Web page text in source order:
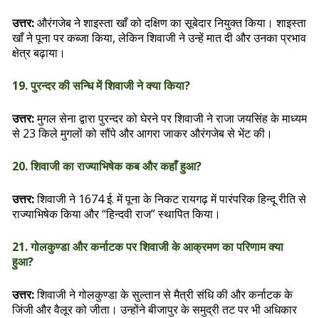
उत्तर:औरंगजेब ने शाइस्ता खाँ को दक्षिण का सूबेदार नियुक्त किया। शाइस्ता
खाँ ने पूना पर कब्जा किया, लेकिन शिवाजी ने उन्हें मात दी और उनका प्रभाव
क्षेत्र बढ़ाया।
19. पुरन्दर की सन्धि में शिवाजी ने क्या किया?
उत्तर:मुगल सेना द्वारा पुरन्दर को घेरने पर शिवाजी ने राजा जयसिंह के माध्यम
से 23 किले मुगलों को सौंपे और आगरा जाकर औरंगजेब से भेंट की।
20. शिवाजी का राज्याभिषेक कब और कहाँ हुआ?
उत्तर:शिवाजी ने 1674 ई. में पूना के निकट रायगढ़ में पारंपरिक हिन्दू रीति से
राज्याभिषेक किया और “हिन्दवी राज” स्थापित किया।
21. गोलकुण्डा और कर्नाटक पर शिवाजी के आक्रमण का परिणाम क्या
हुआ?
उत्तर:शिवाजी ने गोलकुण्डा के सुल्तान से मैत्री संधि की और कर्नाटक के
जिंजी और वैलूर को जीता। उन्होंने बीजापुर के समुद्री तट पर भी अधिकार